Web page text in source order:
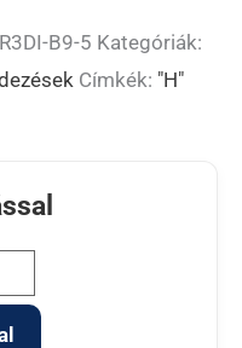
B9-5 Kategóriák:
Címkék: "H"